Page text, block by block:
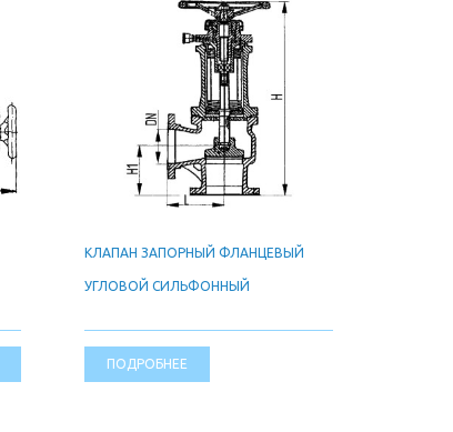
КЛАПАН ЗАПОРНЫЙ ФЛАНЦЕВЫЙ
УГЛОВОЙ СИЛЬФОННЫЙ
ПОДРОБНЕЕ